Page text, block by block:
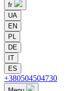
fr
UA
EN
PL
DE
IT
ES
+380504504730